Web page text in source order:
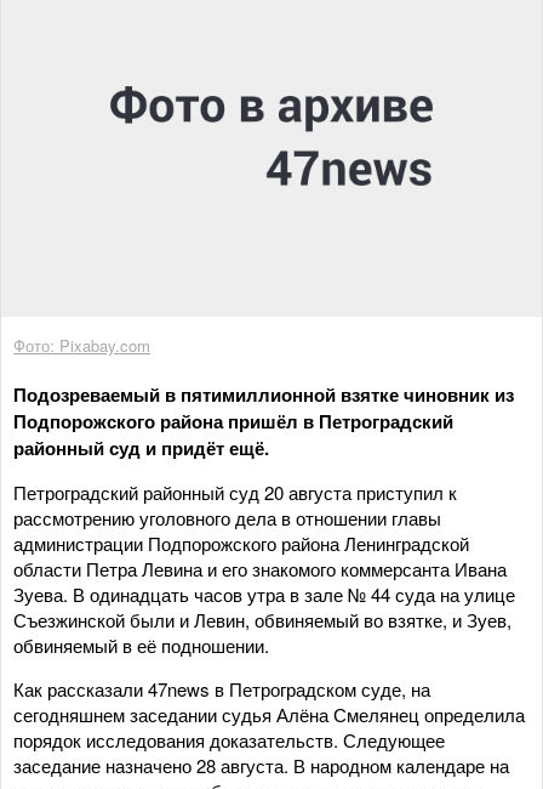
Фото: Pixabay.com
Подозреваемый в пятимиллионной взятке чиновник из
Подпорожского района пришёл в Петроградский
районный суд и придёт ещё.
Петроградский районный суд 20 августа приступил к
рассмотрению уголовного дела в отношении главы
администрации Подпорожского района Ленинградской
области Петра Левина и его знакомого коммерсанта Ивана
Зуева. В одинадцать часов утра в зале № 44 суда на улице
Съезжинской были и Левин, обвиняемый во взятке, и Зуев,
обвиняемый в её подношении.
Как рассказали 47news в Петроградском суде, на
сегодняшнем заседании судья Алёна Смелянец определила
порядок исследования доказательств. Следующее
заседание назначено 28 августа. В народном календаре на